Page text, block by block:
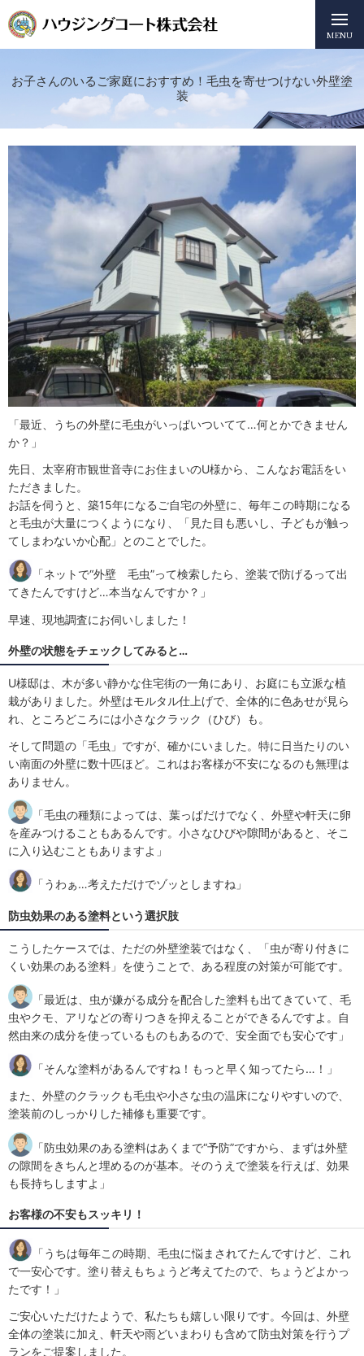
MENU
お子さんのいるご家庭におすすめ！毛虫を寄せつけない外壁塗
装
「最近、うちの外壁に毛虫がいっぱいついてて…何とかできません
か？」
先日、太宰府市観世音寺にお住まいのU様から、こんなお電話をい
ただきました。
お話を伺うと、築15年になるご自宅の外壁に、毎年この時期になる
と毛虫が大量につくようになり、「見た目も悪いし、子どもが触っ
てしまわないか心配」とのことでした。
「ネットで“外壁 毛虫”って検索したら、塗装で防げるって出
てきたんですけど…本当なんですか？」
早速、現地調査にお伺いしました！
外壁の状態をチェックしてみると…
U様邸は、木が多い静かな住宅街の一角にあり、お庭にも立派な植
栽がありました。外壁はモルタル仕上げで、全体的に色あせが見ら
れ、ところどころには小さなクラック（ひび）も。
そして問題の「毛虫」ですが、確かにいました。特に日当たりのい
い南面の外壁に数十匹ほど。これはお客様が不安になるのも無理は
ありません。
「毛虫の種類によっては、葉っぱだけでなく、外壁や軒天に卵
を産みつけることもあるんです。小さなひびや隙間があると、そこ
に入り込むこともありますよ」
「うわぁ…考えただけでゾッとしますね」
防虫効果のある塗料という選択肢
こうしたケースでは、ただの外壁塗装ではなく、「虫が寄り付きに
くい効果のある塗料」を使うことで、ある程度の対策が可能です。
「最近は、虫が嫌がる成分を配合した塗料も出てきていて、毛
虫やクモ、アリなどの寄りつきを抑えることができるんですよ。自
然由来の成分を使っているものもあるので、安全面でも安心です」
「そんな塗料があるんですね！もっと早く知ってたら…！」
また、外壁のクラックも毛虫や小さな虫の温床になりやすいので、
塗装前のしっかりした補修も重要です。
「防虫効果のある塗料はあくまで“予防”ですから、まずは外壁
の隙間をきちんと埋めるのが基本。そのうえで塗装を行えば、効果
も長持ちしますよ」
お客様の不安もスッキリ！
「うちは毎年この時期、毛虫に悩まされてたんですけど、これ
で一安心です。塗り替えもちょうど考えてたので、ちょうどよかっ
たです！」
ご安心いただけたようで、私たちも嬉しい限りです。今回は、外壁
全体の塗装に加え、軒天や雨どいまわりも含めて防虫対策を行うプ
ランをご提案しました。